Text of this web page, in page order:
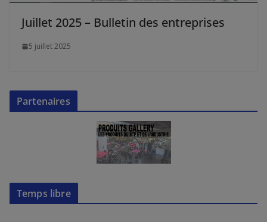
Juillet 2025 – Bulletin des entreprises
5 juillet 2025
Partenaires
Temps libre